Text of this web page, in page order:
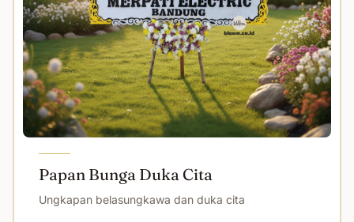
Papan Bunga Duka Cita
Ungkapan belasungkawa dan duka cita